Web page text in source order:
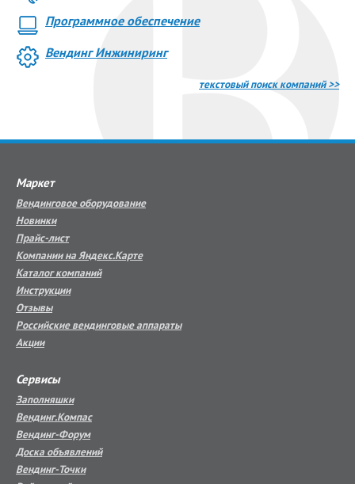
Программное обеспечение
Вендинг Инжиниринг
текстовый поиск компаний >>
Маркет
Вендинговое оборудование
Новинки
Прайс-лист
Компании на Яндекс.Карте
Каталог компаний
Инструкции
Отзывы
Российские вендинговые аппараты
Акции
Сервисы
Заполняшки
Вендинг.Компас
Вендинг-Форум
Доска объявлений
Вендинг-Точки